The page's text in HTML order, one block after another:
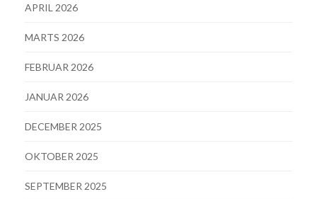
APRIL 2026
MARTS 2026
FEBRUAR 2026
JANUAR 2026
DECEMBER 2025
OKTOBER 2025
SEPTEMBER 2025